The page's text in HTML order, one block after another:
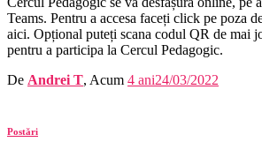
Teams. Pentru a accesa faceți click pe poza
aici. Opțional puteți scana codul QR de mai
pentru a participa la Cercul Pedagogic.
De Andrei T, Acum 4 ani24/03/2022
Postări